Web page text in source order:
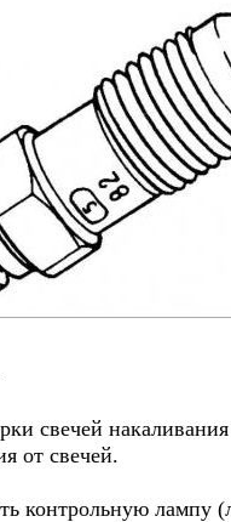
свечей
от свечей.
контрольную лампу